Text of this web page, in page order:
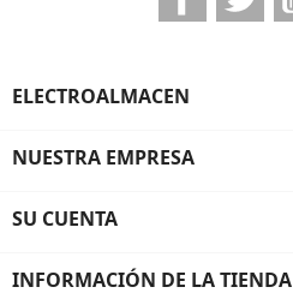
ELECTROALMACEN
NUESTRA EMPRESA
SU CUENTA
INFORMACIÓN DE LA TIENDA